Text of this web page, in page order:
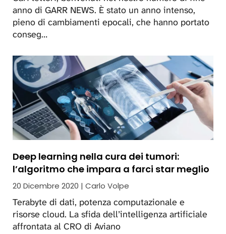
anno di GARR NEWS. È stato un anno intenso,
pieno di cambiamenti epocali, che hanno portato
conseg…
Deep learning nella cura dei tumori:
l’algoritmo che impara a farci star meglio
20 Dicembre 2020 | Carlo Volpe
Terabyte di dati, potenza computazionale e
risorse cloud. La sfida dell’intelligenza artificiale
affrontata al CRO di Aviano